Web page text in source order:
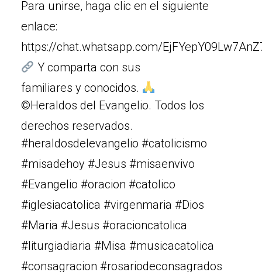
Para unirse, haga clic en el siguiente
enlace:
https://chat.whatsapp.com/
Y comparta con sus
familiares y conocidos.
©Heraldos del Evangelio. Todos los
derechos reservados.
#heraldosdelevangelio #catolicismo
#misadehoy #Jesus #misaenvivo
#Evangelio #oracion #catolico
#iglesiacatolica #virgenmaria #Dios
#Maria #Jesus #oracioncatolica
#liturgiadiaria #Misa #musicacatolica
#consagracion #rosariodeconsagrados